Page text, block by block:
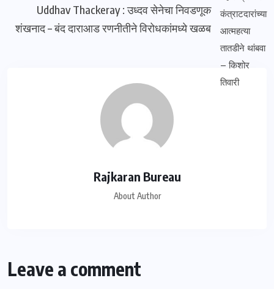
Uddhav Thackeray : उध्दव सेनेचा निवडणूक
शंखनाद – बंद दाराआड रणनीतीने विरोधकांमध्ये खळब
Rajkaran Bureau
About Author
Leave a comment